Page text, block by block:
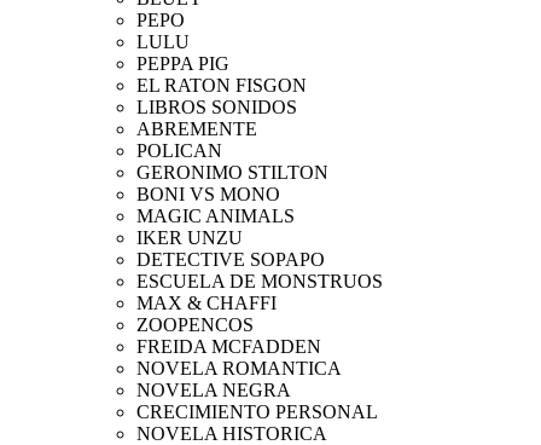
PEPO
LULU
PEPPA PIG
EL RATON FISGON
LIBROS SONIDOS
ABREMENTE
POLICAN
GERONIMO STILTON
BONI VS MONO
MAGIC ANIMALS
IKER UNZU
DETECTIVE SOPAPO
ESCUELA DE MONSTRUOS
MAX & CHAFFI
ZOOPENCOS
FREIDA MCFADDEN
NOVELA ROMANTICA
NOVELA NEGRA
CRECIMIENTO PERSONAL
NOVELA HISTORICA